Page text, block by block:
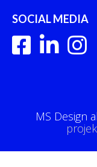
SOCIAL MEDIA
MS Design